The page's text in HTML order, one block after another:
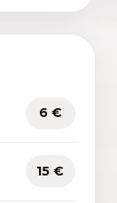
6 €
15 €